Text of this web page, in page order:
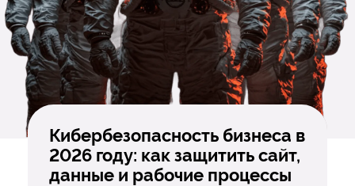
Кибербезопасность бизнеса в
2026 году: как защитить сайт,
данные и рабочие процессы